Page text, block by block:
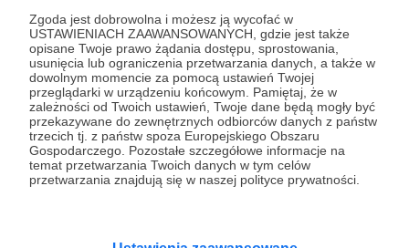
Zgoda jest dobrowolna i możesz ją wycofać w
USTAWIENIACH ZAAWANSOWANYCH, gdzie jest także
opisane Twoje prawo żądania dostępu, sprostowania,
usunięcia lub ograniczenia przetwarzania danych, a także w
dowolnym momencie za pomocą ustawień Twojej
przeglądarki w urządzeniu końcowym. Pamiętaj, że w
zależności od Twoich ustawień, Twoje dane będą mogły być
przekazywane do zewnętrznych odbiorców danych z państw
trzecich tj. z państw spoza Europejskiego Obszaru
Gospodarczego. Pozostałe szczegółowe informacje na
temat przetwarzania Twoich danych w tym celów
przetwarzania znajdują się w naszej polityce prywatności.
DZIAŁAJĄCYMI NA RZECZ RODZINY
ROZWÓJ FORM OPIEKI NAD DZIEĆMI
ROZWÓJ RYNKU PRACY PRZYJAZNEGO
RODZINIE
POPRAWA JAKOŚCI I ORGANIZACJI
EDUKACJI
ROZWÓJ OPIEKI ZDROWOTNEJ
ROZWÓJ INFRASTRUKTURY I USŁUG